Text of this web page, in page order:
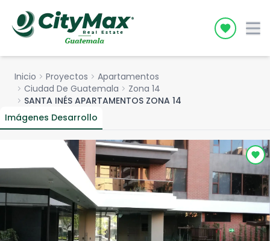
Icon
Inicio chevron_right Proyectos chevron_right Apartamentos
chevron_right Ciudad De Guatemala chevron_right Zona 14
chevron_right SANTA INÉS APARTAMENTOS ZONA 14
Imágenes Desarrollo